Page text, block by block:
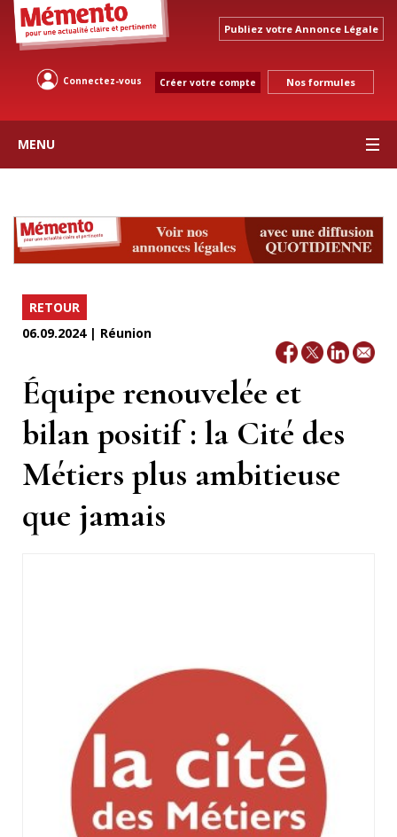
Publiez votre Annonce Légale
Connectez-vous Créer votre compte Nos formules
MENU
RETOUR
06.09.2024 | Réunion
Équipe renouvelée et
bilan positif : la Cité des
Métiers plus ambitieuse
que jamais